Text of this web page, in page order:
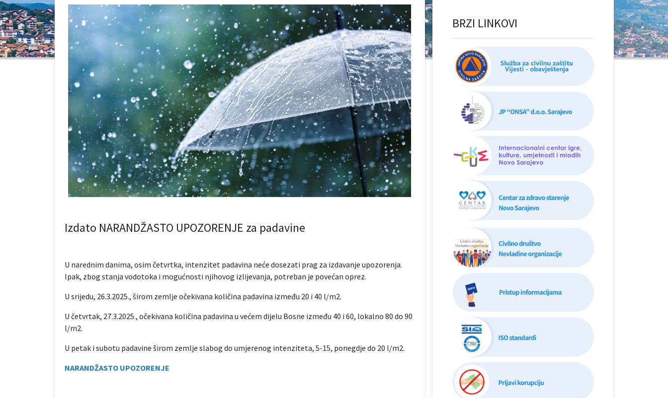
Izdato NARANDŽASTO UPOZORENJE za padavine
U narednim danima, osim četvrtka, intenzitet padavina neće dosezati prag za izdavanje upozorenja.
Ipak, zbog stanja vodotoka i mogućnosti njihovog izlijevanja, potreban je povećan oprez.
U srijedu, 26.3.2025., širom zemlje očekivana količina padavina između 20 i 40 l/m2.
U četvrtak, 27.3.2025., očekivana količina padavina u većem dijelu Bosne između 40 i 60, lokalno 80 do 90
l/m2.
U petak i subotu padavine širom zemlje slabog do umjerenog intenziteta, 5-15, ponegdje do 20 l/m2.
NARANDŽASTO UPOZORENJE
BRZI LINKOVI